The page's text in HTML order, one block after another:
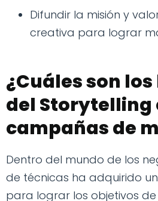
Difundir la misión y
creativa para lograr
¿Cuáles son
del Storytelling
campañas de
Dentro del mundo de los
de técnicas ha adquirido
para lograr los objetivos